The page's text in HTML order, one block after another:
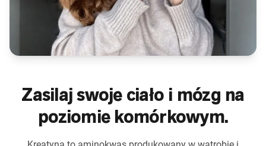
Zasilaj swoje ciało i mózg na
poziomie komórkowym.